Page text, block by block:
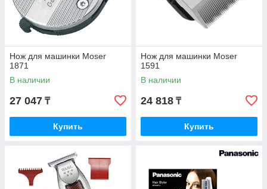
Нож для машинки Moser
1871
В наличии
27 047 ₸
Купить
Нож для машинки Moser
1591
В наличии
24 818 ₸
Купить